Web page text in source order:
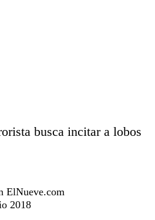
busca incitar a lobos
ElNueve.com
2018